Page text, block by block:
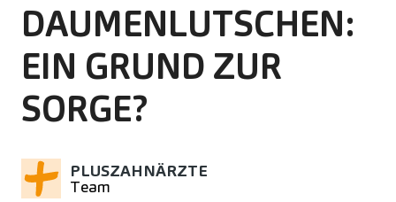
DAUMENLUTSCHEN:
EIN GRUND ZUR
SORGE?
PLUSZAHNÄRZTE
Team